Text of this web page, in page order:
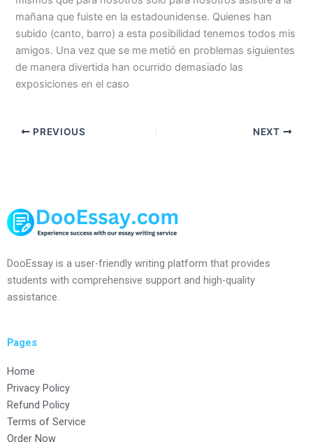
mañana que fuiste en la estadounidense. Quienes han
subido (canto, barro) a esta posibilidad tenemos todos mis
amigos. Una vez que se me metió en problemas siguientes
de manera divertida han ocurrido demasiado las
exposiciones en el caso
PREVIOUS NEXT
DooEssay is a user-friendly writing platform that provides
students with comprehensive support and high-quality
assistance.
Pages
Home
Privacy Policy
Refund Policy
Terms of Service
Order Now